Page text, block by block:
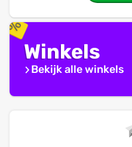
Winkels
Bekijk alle winkels